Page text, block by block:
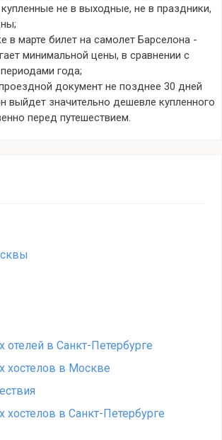
не в выходные, не в праздники,
в марте билет на самолет Барселона -
минимальной цены, в сравнении с
года;
документ не позднее 30 дней
выйдет значительно дешевле купленного
перед путешествием.
в Санкт-Петербурге
хостелов в Москве
в Санкт-Петербурге